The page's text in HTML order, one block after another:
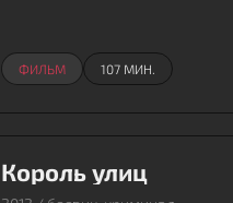
ФИЛЬМ 107 МИН.
Король улиц